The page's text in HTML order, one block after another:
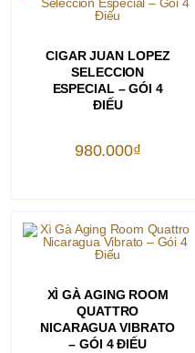
CIGAR JUAN LOPEZ
SELECCION
ESPECIAL – GÓI 4
ĐIẾU
980.000₫
THÊM VÀO GIỎ HÀNG
XÌ GÀ AGING ROOM
QUATTRO
NICARAGUA VIBRATO
– GÓI 4 ĐIẾU